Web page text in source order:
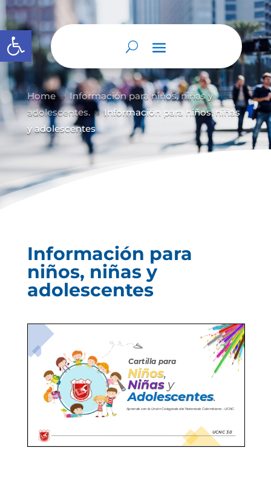
Abrir barra de herramientas
Home 9 Información para niños, niñas y
adolescentes. 9 Información para niños, niñas
y adolescentes
Información para
niños, niñas y
adolescentes